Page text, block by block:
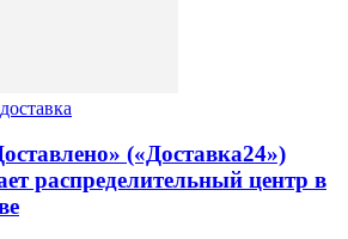
(«Доставка24»)
распределительный центр в